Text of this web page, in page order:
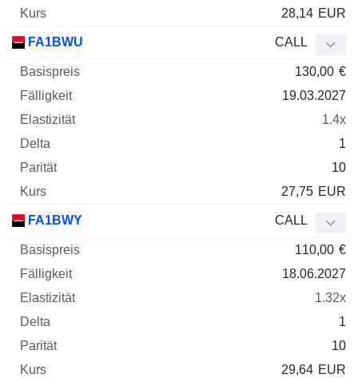
28,14 EUR
FA1BWU CALL
130,00 €
19.03.2027
1.4x
1
10
27,75 EUR
FA1BWY CALL
110,00 €
18.06.2027
1.32x
1
10
29,64 EUR